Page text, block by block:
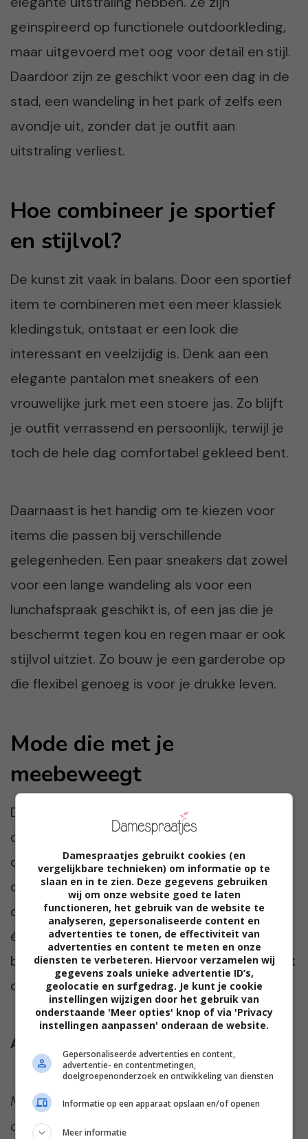
geïnspireerd op functionele outdoorkleding,
maar uitgevoerd met oog voor detail en stijl.
Daardoor zijn ze geschikt voor een dag in de
stad, een wandeling in het park of zelfs een
avondje uit, zonder dat je outfit aan
uitstraling verliest.
Hoe combineer je sportief
en stijlvol?
De kunst zit vaak in balans. Door een sportief
item te combineren met een meer klassiek
kledingstuk, ontstaat er een look die
interessant en veelzijdig is. Denk aan een
elegante pantalon met sneakers of een
vrouwelijke jurk met een stoere jas. Zo blijft
je outfit verrassend en persoonlijk, terwijl je
toch de hele dag comfortabel gekleed bent.
Daarnaast is het handig om te kiezen voor
items die passen bij verschillende
gelegenheden. Een paar sneakers dat zowel
voor een lange wandeling als voor een
lunchafspraak geschikt is, of een jas die je
beschermt tegen kou en regen maar er ook
stijlvol uitziet. Zo bouw je een garderobe op
die flexibel genoeg is voor je drukke leven.
Mode die met je
meebeweegt
De trend van sportieve mode die in het
dagelijks leven wordt geïntegreerd, laat zien
dat kleding niet alleen mooi moet zijn, maar
ook praktisch. Voor veel vrouwen betekent
dit dat ze zich vrijer voelen om te kiezen wat
écht bij hen past, zonder zich te laten
beperken door strikte moderegels. Het draait
om kleding die met je meebeweegt.
Afbeelding
Meer te weten komen over de iconen onder
onze bovenste afbeelding?
Damespraatjes gebruikt cookies (en
vergelijkbare technieken) om informatie op te
slaan en in te zien. Deze gegevens gebruiken
wij om onze website goed te laten
functioneren, het gebruik van de website te
analyseren, gepersonaliseerde content en
advertenties te tonen, de effectiviteit van
advertenties en content te meten en onze
diensten te verbeteren. Hiervoor verzamelen wij
gegevens zoals unieke advertentie ID’s,
geolocatie en surfgedrag. Je kunt je cookie
instellingen wijzigen door het gebruik van
onderstaande 'Meer opties' knop of via 'Privacy
instellingen aanpassen' onderaan de website.
Gepersonaliseerde advertenties en content,
advertentie- en contentmetingen,
doelgroepenonderzoek en ontwikkeling van diensten
Informatie op een apparaat opslaan en/of openen
Meer informatie